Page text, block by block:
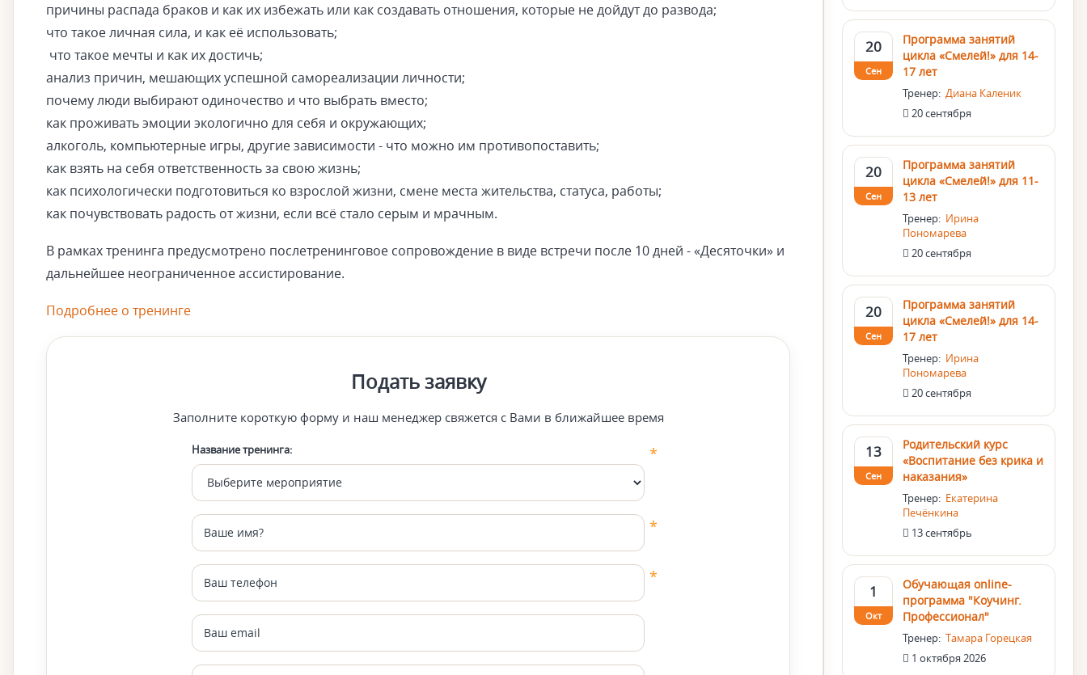
причины распада браков и как их избежать или как создавать отношения, которые не дойдут до развода;
что такое личная сила, и как её использовать;
что такое мечты и как их достичь;
анализ причин, мешающих успешной самореализации личности;
почему люди выбирают одиночество и что выбрать вместо;
как проживать эмоции экологично для себя и окружающих;
алкоголь, компьютерные игры, другие зависимости - что можно им противопоставить;
как взять на себя ответственность за свою жизнь;
как психологически подготовиться ко взрослой жизни, смене места жительства, статуса, работы;
как почувствовать радость от жизни, если всё стало серым и мрачным.
В рамках тренинга предусмотрено послетренинговое сопровождение в виде встречи после 10 дней - «Десяточки» и
дальнейшее неограниченное ассистирование.
Подробнее о тренинге
Подать заявку
Заполните короткую форму и наш менеджер свяжется с Вами в ближайшее время
Название тренинга:
20
Сен
Программа занятий
цикла «Смелей!» для 14-
17 лет
Тренер: Диана Каленик
20 сентября
20
Сен
Программа занятий
цикла «Смелей!» для 11-
13 лет
Тренер: Ирина
Пономарева
20 сентября
20
Сен
Программа занятий
цикла «Смелей!» для 14-
17 лет
Тренер: Ирина
Пономарева
20 сентября
13
Сен
Родительский курс
«Воспитание без крика и
наказания»
Тренер: Екатерина
Печёнкина
13 сентябрь
1
Окт
Обучающая online-
программа "Коучинг.
Профессионал"
Тренер: Тамара Горецкая
1 октября 2026